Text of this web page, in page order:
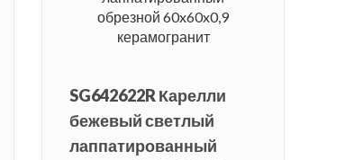
SG642622R Карелли
бежевый светлый
лаппатированный